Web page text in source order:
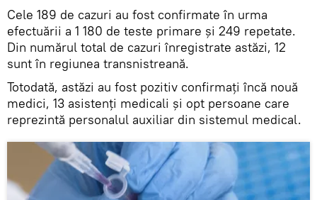
Cele 189 de cazuri au fost confirmate în urma
efectuării a 1 180 de teste primare și 249 repetate.
Din numărul total de cazuri înregistrate astăzi, 12
sunt în regiunea transnistreană.
Totodată, astăzi au fost pozitiv confirmați încă nouă
medici, 13 asistenți medicali și opt persoane care
reprezintă personalul auxiliar din sistemul medical.